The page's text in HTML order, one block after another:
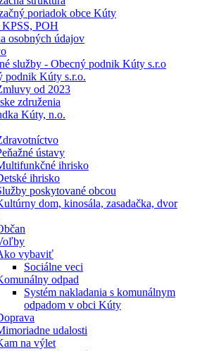
poriadok obce Kúty
POH
osobných údajov
služby - Obecný podnik Kúty s.r.o
podnik Kúty s.r.o.
od 2023
združenia
Kúty, n.o.
ústavy
ihrisko
ihrisko
poskytované obcou
dom, kinosála, zasadačka, dvor
vybaviť
Sociálne veci
odpad
Systém nakladania s komunálnym
odpadom v obci Kúty
udalosti
na výlet